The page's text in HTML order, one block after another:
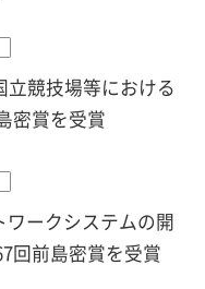
競技場等における
密賞を受賞
ワークシステムの開
回前島密賞を受賞